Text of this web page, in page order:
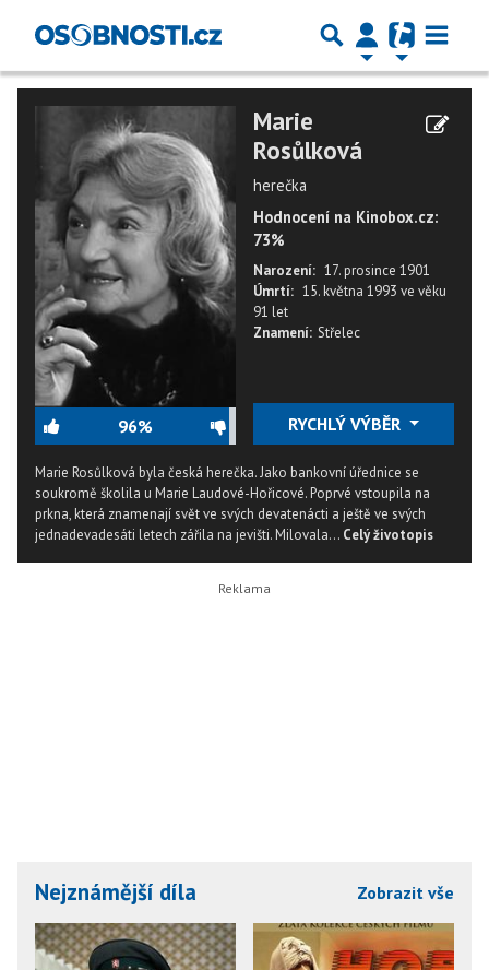
96%
Marie
Rosůlková
herečka
Hodnocení na Kinobox.cz:
73%
Narození: 17. prosince 1901
Úmrtí: 15. května 1993 ve věku
91 let
Znamení: Střelec
RYCHLÝ VÝBĚR
Marie Rosůlková byla česká herečka. Jako bankovní úřednice se
soukromě školila u Marie Laudové-Hořicové. Poprvé vstoupila na
prkna, která znamenají svět ve svých devatenácti a ještě ve svých
jednadevadesáti letech zářila na jevišti. Milovala... Celý životopis
Nejznámější díla Zobrazit vše